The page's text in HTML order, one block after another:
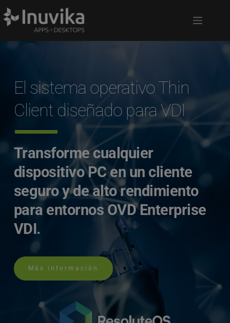
El sistema operativo Thin
Client diseñado para VDI
Transforme cualquier
dispositivo PC en un cliente
seguro y de alto rendimiento
para entornos OVD Enterprise
VDI.
Más información